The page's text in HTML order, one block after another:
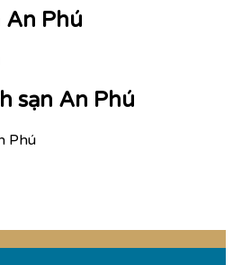
An Phú
sạn An Phú
Phú